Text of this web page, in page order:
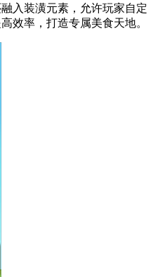
入装潢元素，允许玩家自定
效率，打造专属美食天地。